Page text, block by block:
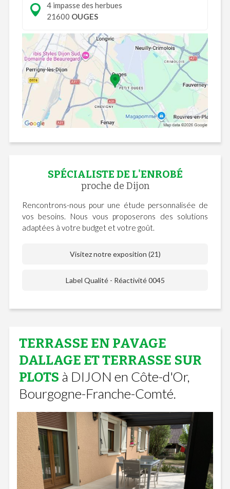
4 impasse des herbues
21600 OUGES
SPÉCIALISTE DE L'ENROBÉ
proche de Dijon
Rencontrons-nous pour une étude personnalisée de
vos besoins. Nous vous proposerons des solutions
adaptées à votre budget et votre goût.
Visitez notre exposition (21)
Label Qualité - Réactivité 0045
TERRASSE EN PAVAGE
DALLAGE ET TERRASSE SUR
PLOTS à DIJON en Côte-d'Or,
Bourgogne-Franche-Comté.